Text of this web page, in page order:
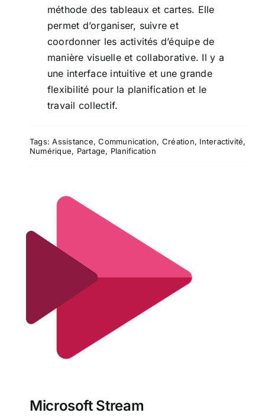
méthode des tableaux et cartes. Elle
permet d’organiser, suivre et
coordonner les activités d’équipe de
manière visuelle et collaborative. Il y a
une interface intuitive et une grande
flexibilité pour la planification et le
travail collectif.
Tags:Assistance,Communication, Création, Interactivité,
Numérique, Partage, Planification
Microsoft Stream
Microsoft Stream